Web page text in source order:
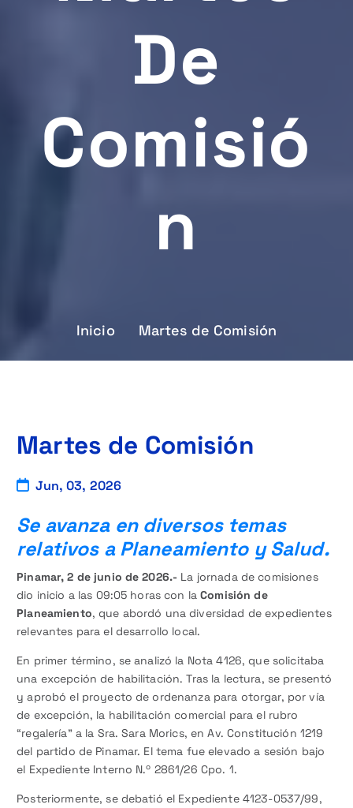
De
Comisió
N
Inicio Martes de Comisión
Martes de Comisión
Jun, 03, 2026
Se avanza en diversos temas
relativos a Planeamiento y Salud.
Pinamar, 2 de junio de 2026.- La jornada de comisiones
dio inicio a las 09:05 horas con laComisión de
Planeamiento, que abordó una diversidad de expedientes
relevantes para el desarrollo local.
En primer término, se analizó la Nota 4126, que solicitaba
una excepción de habilitación. Tras la lectura, se presentó
y aprobó el proyecto de ordenanza para otorgar, por vía
de excepción, la habilitación comercial para el rubro
“regalería” a la Sra. Sara Morics, en Av. Constitución 1219
del partido de Pinamar. El tema fue elevado a sesión bajo
el Expediente Interno N.º 2861/26 Cpo. 1.
Posteriormente, se debatió el Expediente 4123-0537/99,